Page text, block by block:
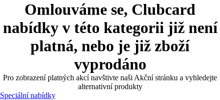
Omlouváme se, Clubcard
nabídky v této kategorii již není
platná, nebo je již zboží
vyprodáno
Pro zobrazení platných akcí navštivte naši Akční stránku a vyhledejte
alternativní produkty
Speciální nabídky